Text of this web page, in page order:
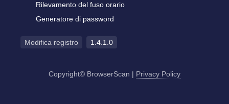
Rilevamento del fuso orario
Generatore di password
Modifica registro 1.4.1.0
Copyright© BrowserScan | Privacy Policy